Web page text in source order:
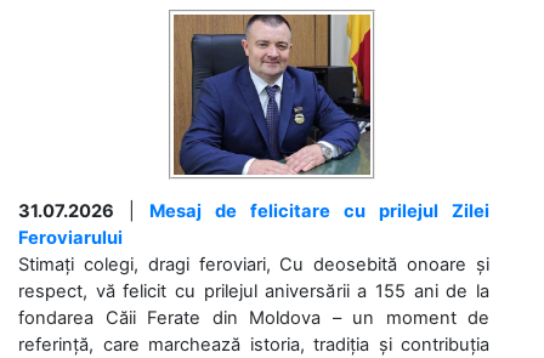
31.07.2026
Mesaj de felicitare cu prilejul Zilei
Feroviarului
Stimați colegi, dragi feroviari, Cu deosebită onoare și
respect, vă felicit cu prilejul aniversării a 155 ani de la
fondarea Căii Ferate din Moldova – un moment de
referință, care marchează istoria, tradiția și contribuția